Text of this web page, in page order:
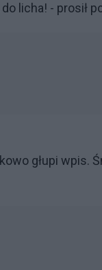
licha! - prosił
głupi wpis.